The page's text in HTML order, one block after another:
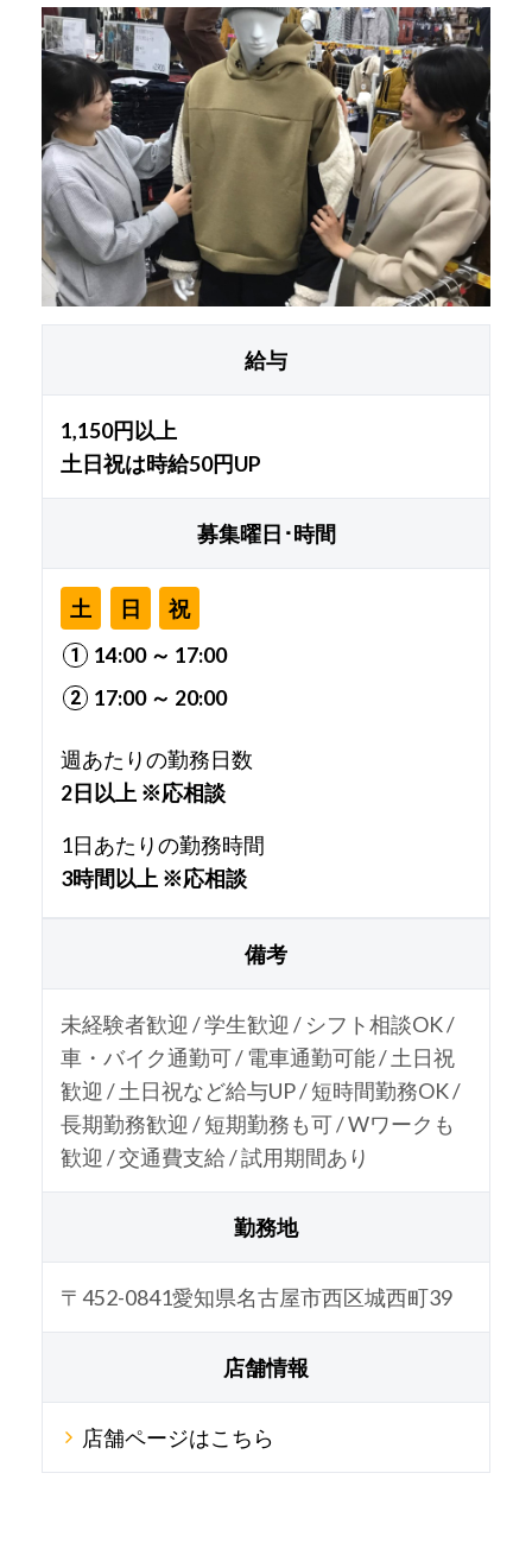
給与
1,150円以上
土日祝は時給50円UP
募集曜日･時間
土 日
祝
14:00 ～ 17:00
17:00 ～ 20:00
週あたりの勤務日数
2日以上 ※応相談
1日あたりの勤務時間
3時間以上 ※応相談
備考
未経験者歓迎 / 学生歓迎 / シフト相談OK /
車・バイク通勤可 / 電車通勤可能 / 土日祝
歓迎 / 土日祝など給与UP / 短時間勤務OK /
長期勤務歓迎 / 短期勤務も可 / Wワークも
歓迎 / 交通費支給 / 試用期間あり
勤務地
〒452-0841愛知県名古屋市西区城西町39
店舗情報
店舗ページはこちら